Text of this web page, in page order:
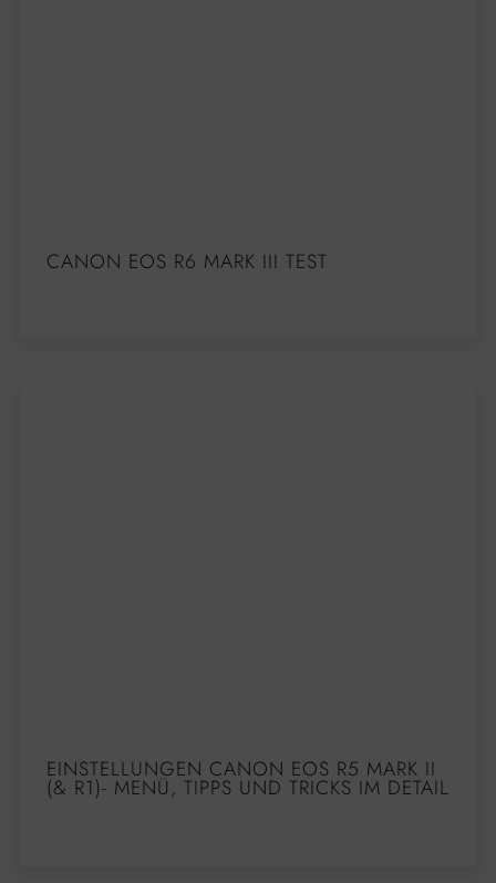
CANON EOS R6 MARK III TEST
EINSTELLUNGEN CANON EOS R5 MARK II
(& R1)- MENÜ, TIPPS UND TRICKS IM DETAIL